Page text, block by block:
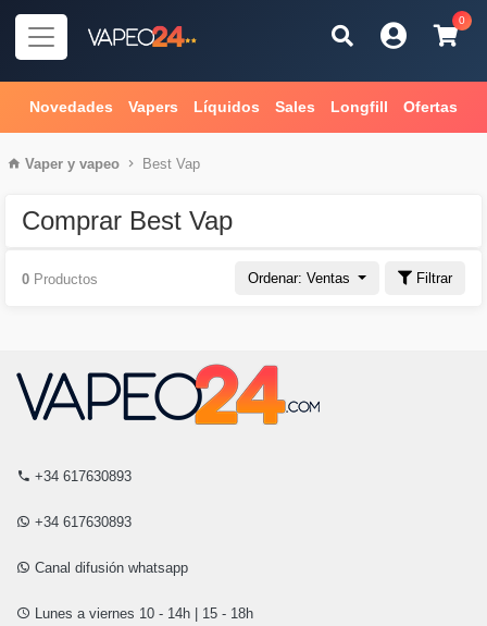
0
Novedades Vapers Líquidos Sales Longfill Ofertas
Vaper y vapeo Best Vap
Comprar Best Vap
Ordenar: Ventas Filtrar
0 Productos
+34 617630893
+34 617630893
Canal difusión whatsapp
Lunes a viernes 10 - 14h | 15 - 18h